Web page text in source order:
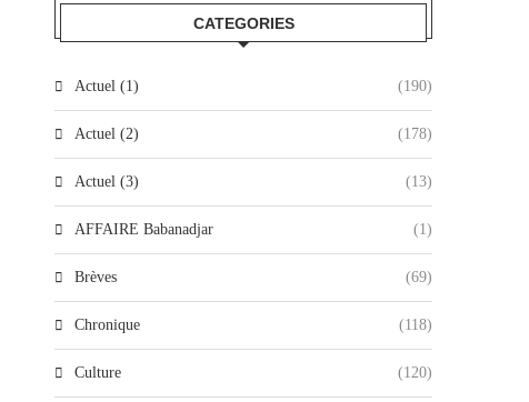
CATEGORIES
Actuel (1) (190)
Actuel (2) (178)
Actuel (3) (13)
AFFAIRE Babanadjar (1)
Brèves (69)
Chronique (118)
Culture (120)